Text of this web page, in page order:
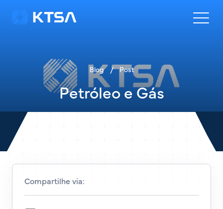
Blog / Post
Petróleo e Gás
Compartilhe via: